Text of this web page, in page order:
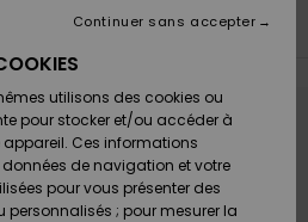
Shorts Chemises
loin, nos produits seront
utilisons des cookies ou
pour stocker et/ou accéder à
Ces informations
de navigation et votre
pour vous présenter des
; pour mesurer la
Continuer sans accepter